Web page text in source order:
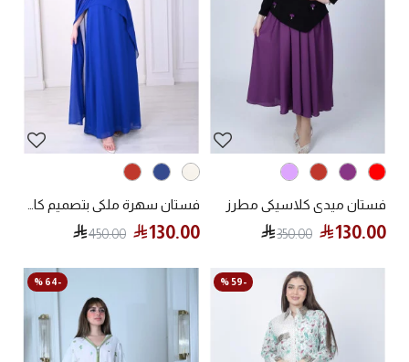
فستان ميدي كلاسيكي مطرز
130.00
350.00
فستان سهرة ملكي بتصميم كاب أنيق وراقي
130.00
450.00
-59 %
-64 %